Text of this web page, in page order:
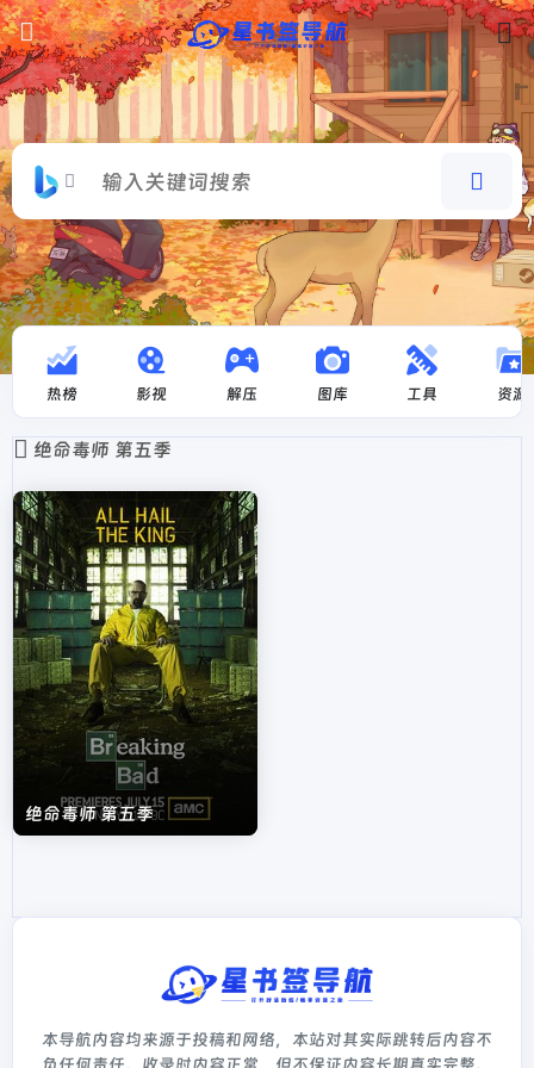
热榜 影视 解压 图库 工具 资源
绝命毒师 第五季
绝命毒师 第五季
本导航内容均来源于投稿和网络，本站对其实际跳转后内容不